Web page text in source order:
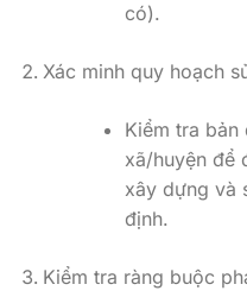
có).
Xác minh quy hoạch
Kiểm tra
xã/huyện để
xây dựng và
định.
Kiểm tra ràng buộc